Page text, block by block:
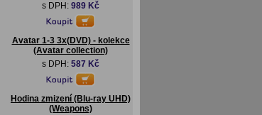
s DPH: 989 Kč
Avatar 1-3 3x(DVD) - kolekce
(Avatar collection)
s DPH: 587 Kč
Hodina zmizení (Blu-ray UHD)
(Weapons)